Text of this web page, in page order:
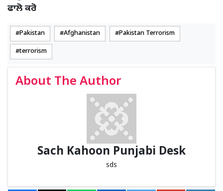
ਫਾਲੋ ਕਰੋ
Pakistan Afghanistan Pakistan Terrorism
terrorism
About The Author
Sach Kahoon Punjabi Desk
sds